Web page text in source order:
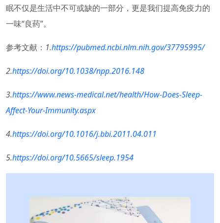
眠不仅是生活中不可或缺的一部分，更是我们提高免疫力的
一味“良药”。
参考文献： 1.https://pubmed.ncbi.nlm.nih.gov/37795995/
2.https://doi.org/10.1038/npp.2016.148
3.https://www.news-medical.net/health/How-Does-Sleep-
Affect-Your-Immunity.aspx
4.https://doi.org/10.1016/j.bbi.2011.04.011
5.https://doi.org/10.5665/sleep.1954